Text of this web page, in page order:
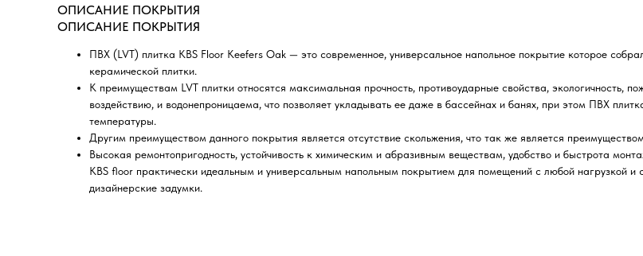
ОПИСАНИЕ ПОКРЫТИЯ
ОПИСАНИЕ ПОКРЫТИЯ
ПВХ (LVT) плитка КBS Floor Keefers Oak — это современное, универсальное напольное покрытие которое
керамической плитки.
К преимуществам LVT плитки относятся максимальная прочность, противоударные свойства, экологичность,
воздействию, и водонепроницаема, что позволяет укладывать ее даже в бассейнах и банях, при этом ПВХ
температуры.
Другим преимуществом данного покрытия является отсутствие скольжения, что так же является
Высокая ремонтопригодность, устойчивость к химическим и абразивным веществам, удобство и быстрота
KBS floor практически идеальным и универсальным напольным покрытием для помещений с любой нагрузкой и
дизайнерские задумки.